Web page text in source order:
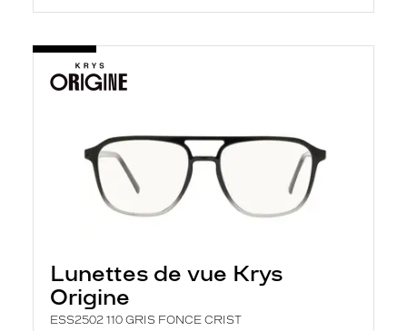
Lunettes de vue Krys
Origine
ESS2502 110 GRIS FONCE CRIST